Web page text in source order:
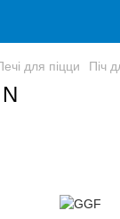
для піцци Піч